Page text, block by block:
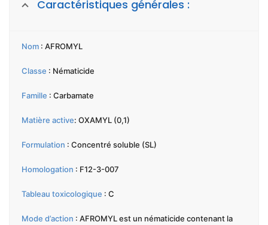
Caractéristiques générales :
Nom : AFROMYL
Classe : Nématicide
Famille : Carbamate
Matière active: OXAMYL (0,1)
Formulation : Concentré soluble (SL)
Homologation : F12-3-007
Tableau toxicologique : C
Mode d’action : AFROMYL est un nématicide contenant la